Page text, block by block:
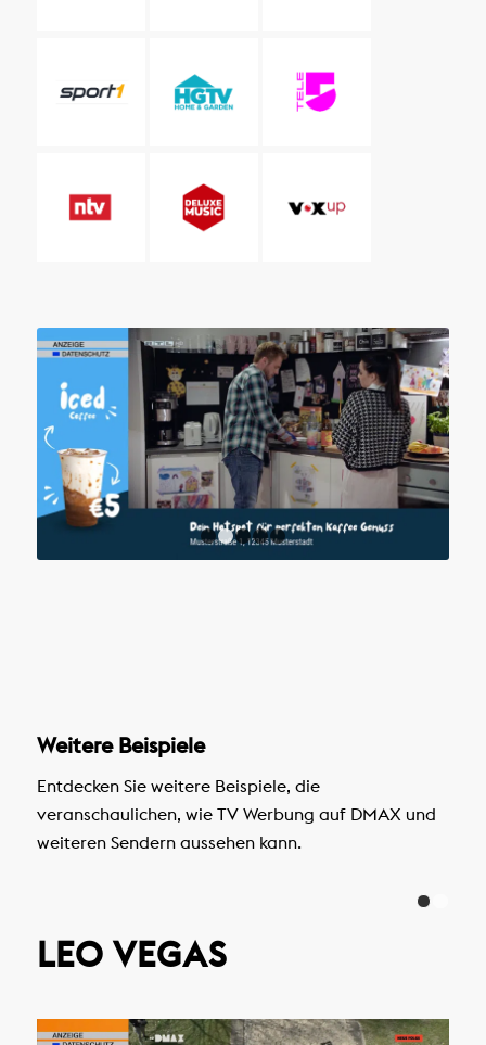
Weitere Beispiele
Entdecken Sie weitere Beispiele, die
veranschaulichen, wie TV Werbung auf DMAX und
weiteren Sendern aussehen kann.
LEO VEGAS